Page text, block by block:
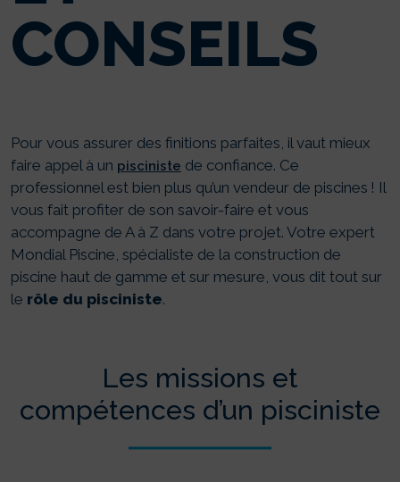
CONSEILS
Pour vous assurer des finitions parfaites, il vaut mieux
faire appel à un pisciniste de confiance. Ce
professionnel est bien plus qu’un vendeur de piscines ! Il
vous fait profiter de son savoir-faire et vous
accompagne de A à Z dans votre projet. Votre expert
Mondial Piscine, spécialiste de la construction de
piscine haut de gamme et sur mesure, vous dit tout sur
le rôle du pisciniste.
Les missions et
compétences d’un pisciniste